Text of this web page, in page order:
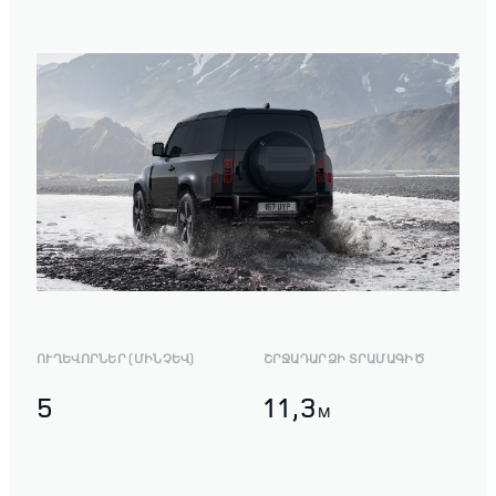
ՈՒՂԵՎՈՐՆԵՐ (ՄԻՆՉԵՎ)
5
ՇՐՋԱԴԱՐՁԻ ՏՐԱՄԱԳԻԾ
11,3 M